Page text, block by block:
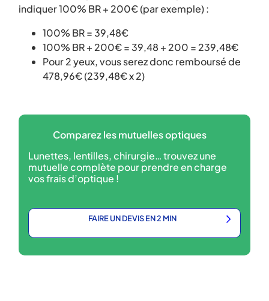
indiquer 100% BR + 200€ (par exemple) :
100% BR = 39,48€
100% BR + 200€ = 39,48 + 200 = 239,48€
Pour 2 yeux, vous serez donc remboursé de
478,96€ (239,48€ x 2)
Comparez les mutuelles optiques
Lunettes, lentilles, chirurgie… trouvez une
mutuelle complète pour prendre en charge
vos frais d’optique !
FAIRE UN DEVIS EN 2 MIN